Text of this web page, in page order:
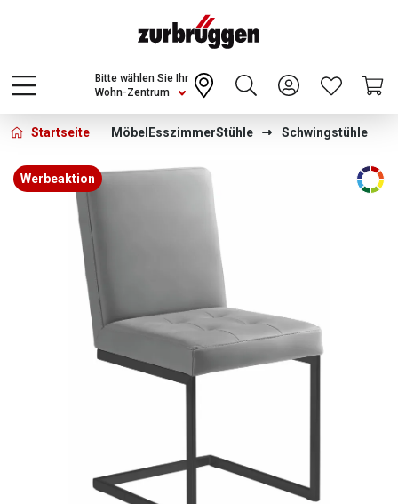
Choose a different country or region to see
content for your location and shop online
CONTINUE
Wohn-Zentrum
Bitte wählen Sie Ihr
Startseite Möbel EsszimmerStühle Schwingstühle
Bildergalerie überspringen
Werbeaktion